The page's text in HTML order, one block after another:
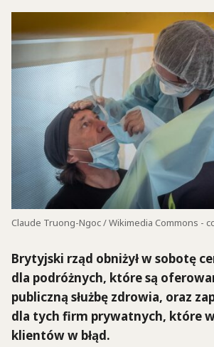
Claude Truong-Ngoc / Wikimedia Commons -
Brytyjski rząd obniżył w sobotę
dla podróżnych, które są
publiczną służbę zdrowia, oraz
dla tych firm prywatnych, które
klientów w błąd.